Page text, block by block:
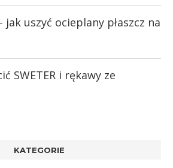
jak uszyć ocieplany płaszcz na
SWETER i rękawy ze
KATEGORIE